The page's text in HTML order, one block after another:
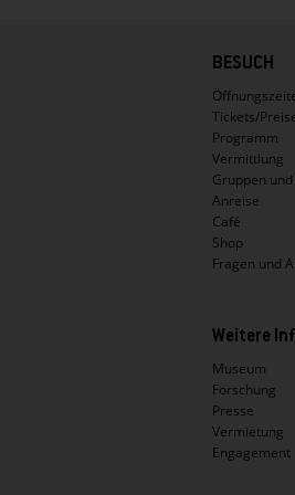
BESUCH
Tickets/
Programm
Vermittlung
Gruppen
Anreise
Café
Shop
Fragen und
Weitere
Museum
Forschung
Presse
Vermietung
Engagement